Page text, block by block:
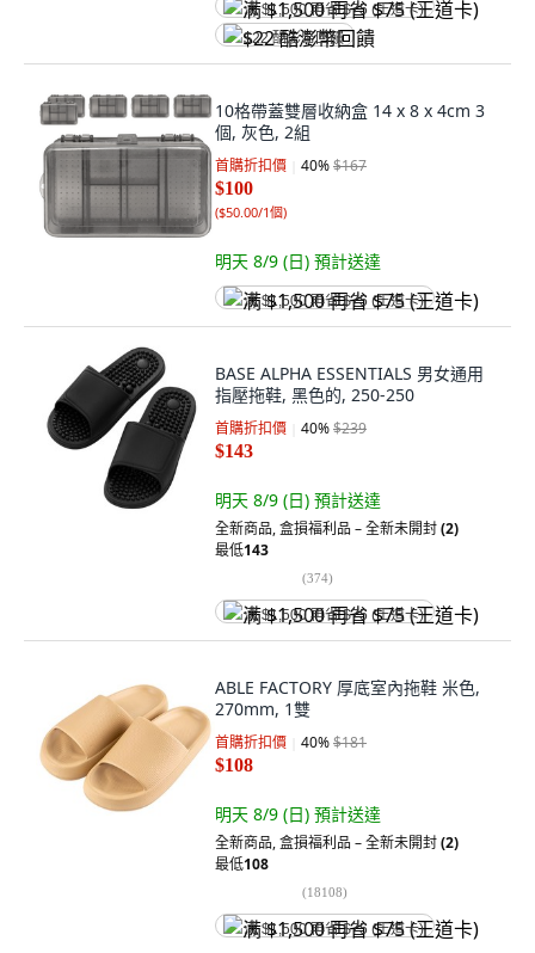
满 $1,500 再省 $75 (王道卡)
$22 酷澎幣回饋
10格帶蓋雙層收納盒 14 x 8 x 4cm 3
個, 灰色, 2組
首購折扣價 40%$167
$100
($50.00/1個)
明天 8/9 (日) 預計送達
满 $1,500 再省 $75 (王道卡)
BASE ALPHA ESSENTIALS 男女通用
指壓拖鞋, 黑色的, 250-250
首購折扣價 40%$239
$143
明天 8/9 (日) 預計送達
全新商品,盒損福利品 – 全新未開封(2)
最低143
(374)
满 $1,500 再省 $75 (王道卡)
ABLE FACTORY 厚底室內拖鞋 米色,
270mm, 1雙
首購折扣價 40%$181
$108
明天 8/9 (日) 預計送達
全新商品,盒損福利品 – 全新未開封(2)
最低108
(18108)
满 $1,500 再省 $75 (王道卡)